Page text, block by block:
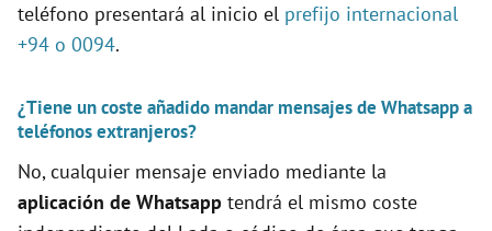
teléfono presentará al inicio el prefijo internacional
+94 o 0094.
¿Tiene un coste añadido mandar mensajes de Whatsapp a
teléfonos extranjeros?
No, cualquier mensaje enviado mediante la
aplicación de Whatsapp tendrá el mismo coste